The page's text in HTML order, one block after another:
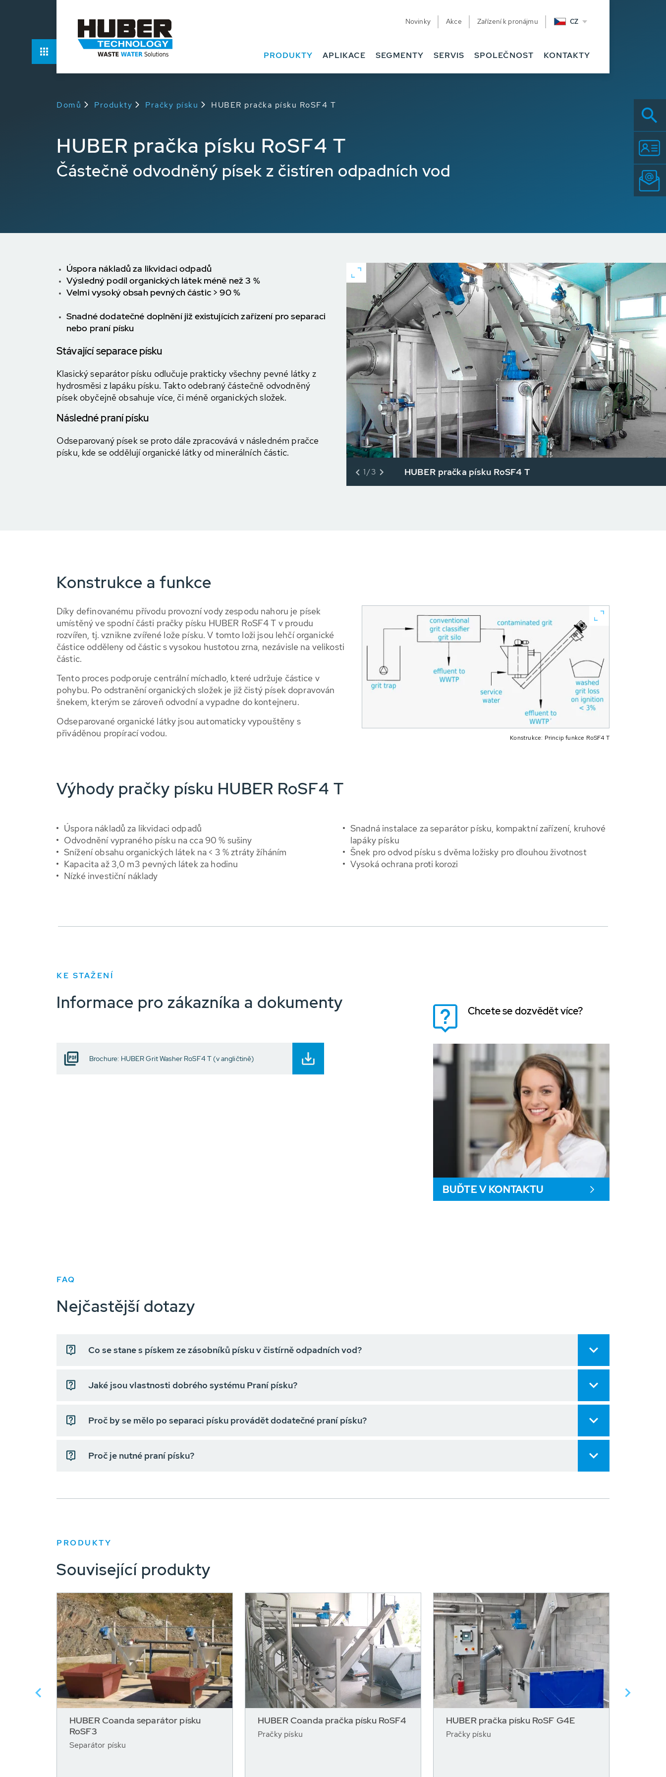
Novinky Akce Zařízení k pronájmu CZ
PRODUKTY APLIKACE SEGMENTY SERVIS SPOLEČNOST KONTAKTY
Domů Produkty Pračky písku HUBER pračka písku RoSF4 T
HUBER pračka písku RoSF4 T
Částečně odvodněný písek z čistíren odpadních vod
Funkce Ke stažení FAQ Související
Úspora nákladů za likvidaci odpadů
Výsledný podíl organických látek méně než 3 %
Velmi vysoký obsah pevných částic > 90 %
Snadné dodatečné doplnění již existujících zařízení pro separaci
nebo praní písku
Stávající separace písku
Klasický separátor písku odlučuje prakticky všechny pevné látky z
hydrosměsi z lapáku písku. Takto odebraný částečně odvodněný
písek obyčejně obsahuje více, či méně organických složek.
Následné praní písku
Odseparovaný písek se proto dále zpracovává v následném pračce
písku, kde se oddělují organické látky od minerálních částic.
HUBER pračka písku RoSF4 T
1/3
Konstrukce a funkce
Konstrukce: Princip funkce RoSF4 T
Díky definovanému přívodu provozní vody zespodu nahoru je písek
umístěný ve spodní části pračky písku HUBER RoSF4 T v proudu
rozvířen, tj. vznikne zvířené lože písku. V tomto loži jsou lehčí organické
částice odděleny od částic s vysokou hustotou zrna, nezávisle na velikosti
částic.
Tento proces podporuje centrální míchadlo, které udržuje částice v
pohybu. Po odstranění organických složek je již čistý písek dopravován
šnekem, kterým se zároveň odvodní a vypadne do kontejneru.
Odseparované organické látky jsou automaticky vypouštěny s
přiváděnou propírací vodou.
Výhody pračky písku HUBER RoSF4 T
Úspora nákladů za likvidaci odpadů
Odvodnění vypraného písku na cca 90 % sušiny
Snížení obsahu organických látek na < 3 % ztráty žíháním
Kapacita až 3,0 m3 pevných látek za hodinu
Nízké investiční náklady
Snadná instalace za separátor písku, kompaktní zařízení, kruhové
lapáky písku
Šnek pro odvod písku s dvěma ložisky pro dlouhou životnost
Vysoká ochrana proti korozi
KE STAŽENÍ
Informace pro zákazníka a dokumenty
Brochure: HUBER Grit Washer RoSF4 T (v angličtině)
Chcete se dozvědět více?
BUĎTE V KONTAKTU
FAQ
Nejčastější dotazy
Co se stane s pískem ze zásobníků písku v čistírně odpadních vod?
Jaké jsou vlastnosti dobrého systému Praní písku?
Proč by se mělo po separaci písku provádět dodatečné praní písku?
Proč je nutné praní písku?
PRODUKTY
Související produkty
HUBER Coanda separátor písku
RoSF3
Separátor písku
HUBER Coanda pračka písku RoSF4
Pračky písku
HUBER pračka písku RoSF G4E
Pračky písku